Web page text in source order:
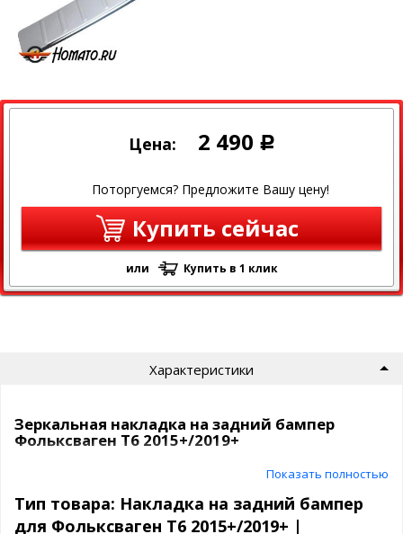
Цена: 2 490 Р
Поторгуемся? Предложите Вашу цену!
Купить сейчас
или Купить в 1 клик
Характеристики
Зеркальная накладка на задний бампер
Фольксваген Т6 2015+/2019+
Марка и модель: Фольксваген Т6 2015+/2019+
Страна: Россия
Защитная накладка на задний бампер на Фольксваген Т6
2015+/2019+ от российского производителя эффективно
Показать полностью
Тип товара: Накладка на задний бампер
для Фольксваген Т6 2015+/2019+ |